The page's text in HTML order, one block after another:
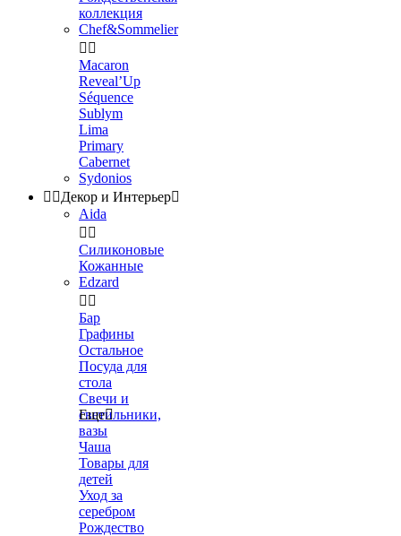
коллекция
Chef&Sommelier
 
Macaron
Reveal’Up
Séquence
Sublym
Lima
Primary
Cabernet
Sydonios
 Декор и Интерьер
Aida
 
Силиконовые
Кожанные
Edzard
 
Бар
Графины
Остальное
Посуда для
стола
Свечи и
светильники,
вазы
Чаша
Товары для
детей
Уход за
серебром
Рождество
Еще